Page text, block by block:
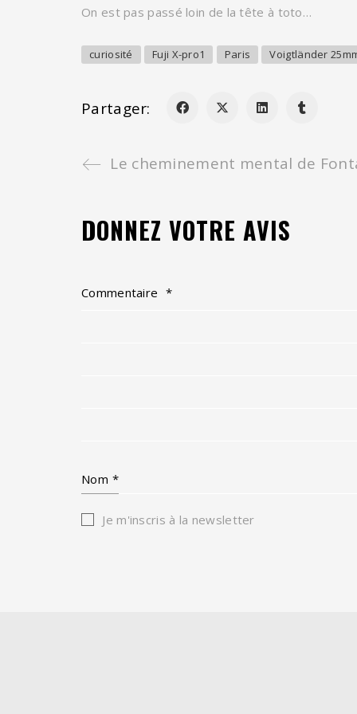
On est pas passé loin de la tête à toto…
curiosité Fuji X-pro1 Paris Voigtländer
Partager:
Le cheminement mental de
DONNEZ VOTRE AVIS
Commentaire *
Nom *
Je m'inscris à la newsletter